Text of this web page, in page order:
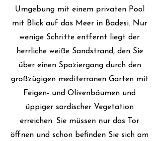
Umgebung mit einem privaten Pool
mit Blick auf das Meer in Badesi. Nur
wenige Schritte entfernt liegt der
herrliche weiße Sandstrand, den Sie
über einen Spaziergang durch den
großzügigen mediterranen Garten mit
Feigen- und Olivenbäumen und
üppiger sardischer Vegetation
erreichen. Sie müssen nur das Tor
öffnen und schon befinden Sie sich am